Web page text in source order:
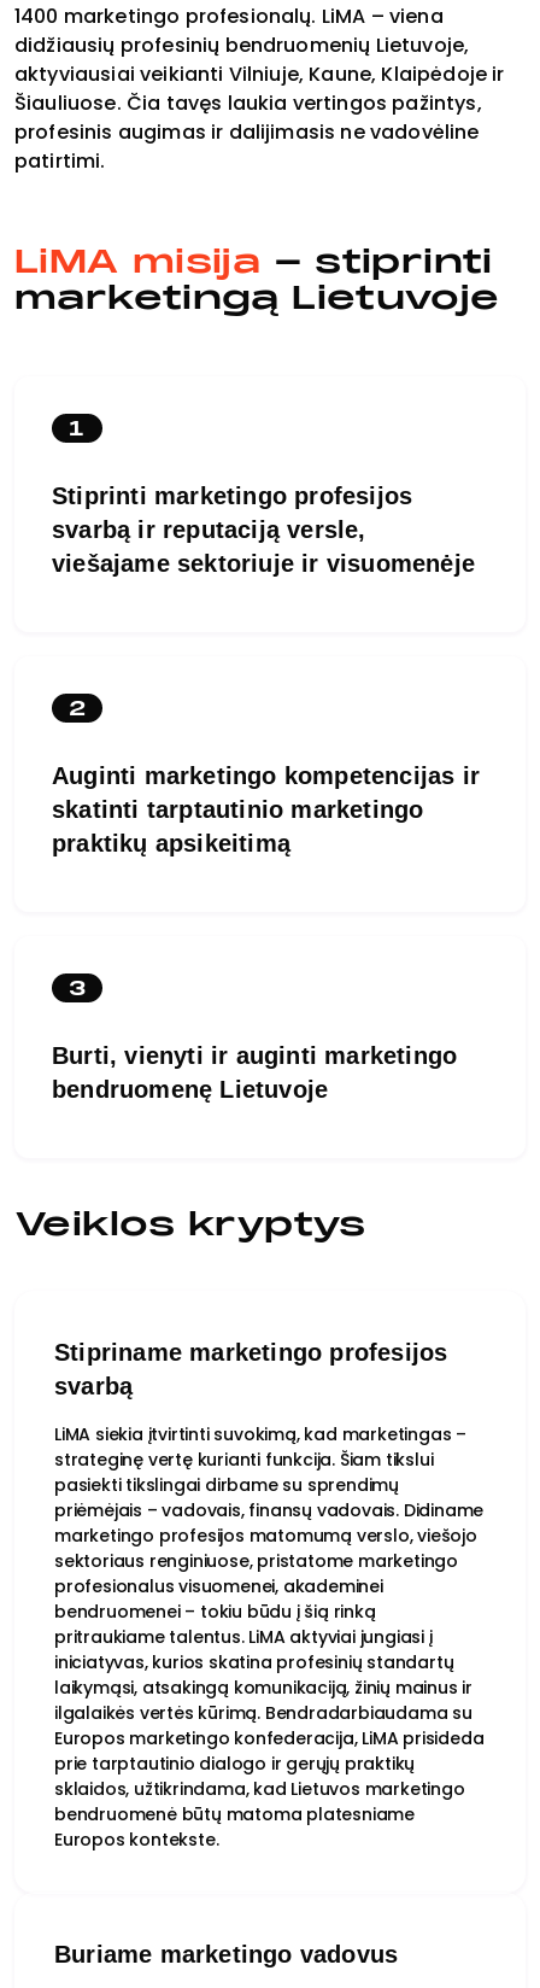
1400 marketingo profesionalų. LiMA – viena
didžiausių profesinių bendruomenių Lietuvoje,
aktyviausiai veikianti Vilniuje, Kaune, Klaipėdoje ir
Šiauliuose. Čia tavęs laukia vertingos pažintys,
profesinis augimas ir dalijimasis ne vadovėline
patirtimi.
LiMA misija - stiprinti
marketingą Lietuvoje
1
Stiprinti marketingo profesijos
svarbą ir reputaciją versle,
viešajame sektoriuje ir visuomenėje
2
Auginti marketingo kompetencijas ir
skatinti tarptautinio marketingo
praktikų apsikeitimą
3
Burti, vienyti ir auginti marketingo
bendruomenę Lietuvoje
Veiklos kryptys
Stipriname marketingo profesijos
svarbą
LiMA siekia įtvirtinti suvokimą, kad marketingas –
strateginę vertę kurianti funkcija. Šiam tikslui
pasiekti tikslingai dirbame su sprendimų
priėmėjais – vadovais, finansų vadovais. Didiname
marketingo profesijos matomumą verslo, viešojo
sektoriaus renginiuose, pristatome marketingo
profesionalus visuomenei, akademinei
bendruomenei – tokiu būdu į šią rinką
pritraukiame talentus. LiMA aktyviai jungiasi į
iniciatyvas, kurios skatina profesinių standartų
laikymąsi, atsakingą komunikaciją, žinių mainus ir
ilgalaikės vertės kūrimą. Bendradarbiaudama su
Europos marketingo konfederacija, LiMA prisideda
prie tarptautinio dialogo ir gerųjų praktikų
sklaidos, užtikrindama, kad Lietuvos marketingo
bendruomenė būtų matoma platesniame
Europos kontekste.
Buriame marketingo vadovus